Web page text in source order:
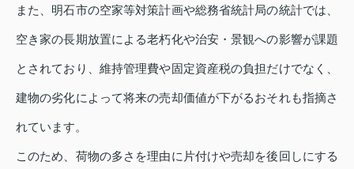
また、明石市の空家等対策計画や総務省統計局の統計では、
空き家の長期放置による老朽化や治安・景観への影響が課題
とされており、維持管理費や固定資産税の負担だけでなく、
建物の劣化によって将来の売却価値が下がるおそれも指摘さ
れています。
このため、荷物の多さを理由に片付けや売却を後回しにする